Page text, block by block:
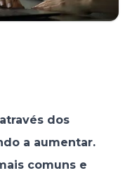
dos
a aumentar.
comuns e